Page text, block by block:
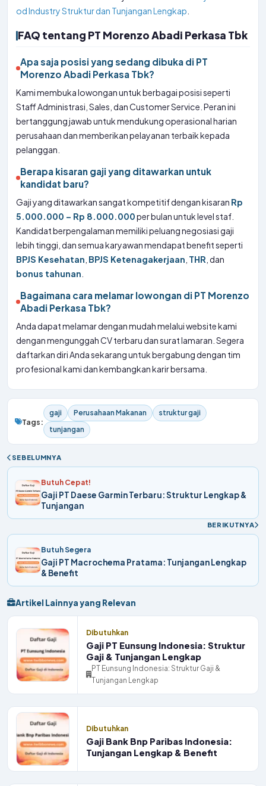
od Industry Struktur dan Tunjangan Lengkap
FAQ tentang PT Morenzo Abadi Perkasa Tbk
Apa saja posisi yang sedang dibuka di PT
Morenzo Abadi Perkasa Tbk?
Kami membuka lowongan untuk berbagai posisi seperti
Staff Administrasi, Sales, dan Customer Service. Peran ini
bertanggung jawab untuk mendukung operasional harian
perusahaan dan memberikan pelayanan terbaik kepada
pelanggan.
Berapa kisaran gaji yang ditawarkan untuk
kandidat baru?
Gaji yang ditawarkan sangat kompetitif dengan kisaran Rp
5.000.000 – Rp 8.000.000per bulan untuk level staf.
Kandidat berpengalaman memiliki peluang negosiasi gaji
lebih tinggi, dan semua karyawan mendapat benefit seperti
BPJS Kesehatan BPJS Ketenagakerjaan THR , dan
bonus tahunan
Bagaimana cara melamar lowongan di PT Morenzo
Abadi Perkasa Tbk?
Anda dapat melamar dengan mudah melalui website kami
dengan mengunggah CV terbaru dan surat lamaran. Segera
daftarkan diri Anda sekarang untuk bergabung dengan tim
profesional kami dan kembangkan karir bersama.
Tags:
gaji Perusahaan Makanan
struktur gaji
tunjangan
SEBELUMNYA
Butuh Cepat!
Gaji PT Daese Garmin Terbaru: Struktur Lengkap &
Tunjangan
BERIKUTNYA
Butuh Segera
Gaji PT Macrochema Pratama: Tunjangan Lengkap
& Benefit
Artikel Lainnya yang Relevan
Dibutuhkan
Gaji PT Eunsung Indonesia: Struktur
Gaji & Tunjangan Lengkap
PT Eunsung Indonesia: Struktur Gaji &
Tunjangan Lengkap
Dibutuhkan
Gaji Bank Bnp Paribas Indonesia:
Tunjangan Lengkap & Benefit